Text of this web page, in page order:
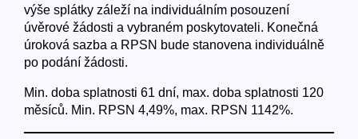
výše splátky záleží na individuálním posouzení
úvěrové žádosti a vybraném poskytovateli. Konečná
úroková sazba a RPSN bude stanovena individuálně
po podání žádosti.
Min. doba splatnosti 61 dní, max. doba splatnosti 120
měsíců. Min. RPSN 4,49%, max. RPSN 1142%.